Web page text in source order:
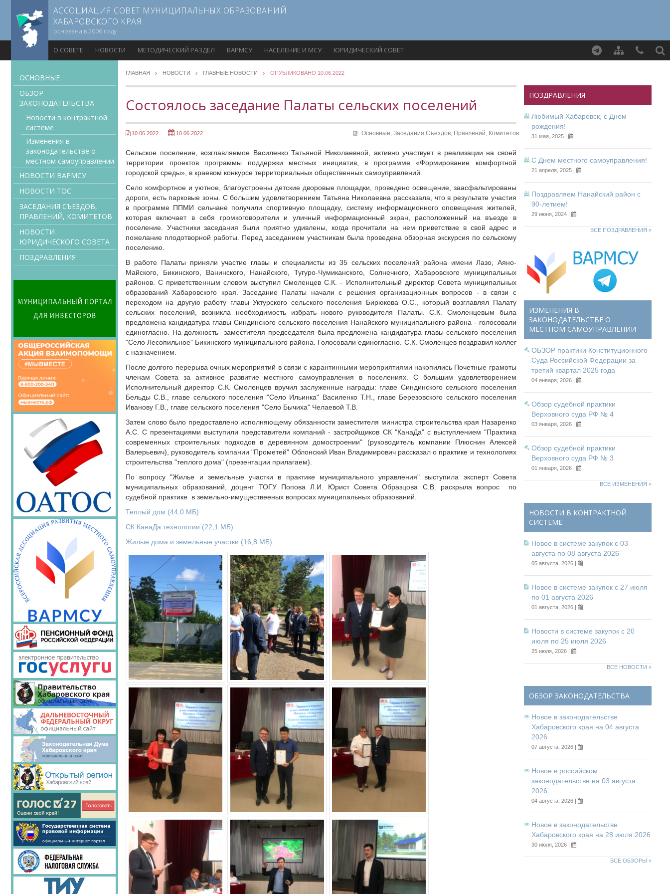
АССОЦИАЦИЯ СОВЕТ МУНИЦИПАЛЬНЫХ ОБРАЗОВАНИЙ
ХАБАРОВСКОГО КРАЯ
основана в 2006 году
О СОВЕТЕ НОВОСТИ МЕТОДИЧЕСКИЙ РАЗДЕЛ ВАРМСУ НАСЕЛЕНИЕ И МСУ ЮРИДИЧЕСКИЙ СОВЕТ
ОСНОВНЫЕ
ОБЗОР
ЗАКОНОДАТЕЛЬСТВА
Новости в контрактной
системе
Изменения в
законодательстве о
местном самоуправлении
НОВОСТИ ВАРМСУ
НОВОСТИ ТОС
ЗАСЕДАНИЯ СЪЕЗДОВ,
ПРАВЛЕНИЙ, КОМИТЕТОВ
НОВОСТИ
ЮРИДИЧЕСКОГО СОВЕТА
ПОЗДРАВЛЕНИЯ
ГЛАВНАЯ НОВОСТИ ГЛАВНЫЕ НОВОСТИ ОПУБЛИКОВАНО 10.06.2022
Состоялось заседание Палаты сельских поселений
10.06.2022 10.06.2022 Основные, Заседания Съездов, Правлений, Комитетов
Сельское поселение, возглавляемое Василенко Татьяной Николаевной, активно участвует в реализации на своей
территории проектов программы поддержки местных инициатив, в программе «Формирование комфортной
городской среды», в краевом конкурсе территориальных общественных самоуправлений.
Село комфортное и уютное, благоустроены детские дворовые площадки, проведено освещение, заасфальтированы
дороги, есть парковые зоны. С большим удовлетворением Татьяна Николаевна рассказала, что в результате участия
в программе ППМИ сельчане получили спортивную площадку, систему информационного оповещения жителей,
которая включает в себя громкоговорители и уличный информационный экран, расположенный на въезде в
поселение. Участники заседания были приятно удивлены, когда прочитали на нем приветствие в свой адрес и
пожелание плодотворной работы. Перед заседанием участникам была проведена обзорная экскурсия по сельскому
поселению.
В работе Палаты приняли участие главы и специалисты из 35 сельских поселений района имени Лазо, Аяно-
Майского, Бикинского, Ванинского, Нанайского, Тугуро-Чумиканского, Солнечного, Хабаровского муниципальных
районов. С приветственным словом выступил Смоленцев С.К. - Исполнительный директор Совета муниципальных
образований Хабаровского края. Заседание Палаты начали с решения организационных вопросов - в связи с
переходом на другую работу главы Уктурского сельского поселения Бирюкова О.С., который возглавлял Палату
сельских поселений, возникла необходимость избрать нового руководителя Палаты. С.К. Смоленцевым была
предложена кандидатура главы Синдинского сельского поселения Нанайского муниципального района - голосовали
единогласно. На должность заместителя председателя была предложена кандидатура главы сельского поселения
"Село Лесопильное" Бикинского муниципального района. Голосовали единогласно. С.К. Смоленцев поздравил коллег
с назначением.
После долгого перерыва очных мероприятий в связи с карантинными мероприятиями накопились Почетные грамоты
членам Совета за активное развитие местного самоуправления в поселениях. С большим удовлетворением
Исполнительный директор С.К. Смоленцев вручил заслуженные награды: главе Синдинского сельского поселения
Бельды С.В., главе сельского поселения "Село Ильинка" Василенко Т.Н., главе Березовского сельского поселения
Иванову Г.В., главе сельского поселения "Село Бычиха" Челаевой Т.В.
Затем слово было предоставлено исполняющему обязанности заместителя министра строительства края Назаренко
А.С. С презентациями выступили представители компаний - застройщиков СК "КанаДа" с выступлением "Практика
современных строительных подходов в деревянном домостроении" (руководитель компании Плюснин Алексей
Валерьевич), руководитель компании "Прометей" Облонский Иван Владимирович рассказал о практике и технологиях
строительства "теплого дома" (презентации прилагаем).
По вопросу "Жилье и земельные участки в практике муниципального управления" выступила эксперт Совета
муниципальных образований, доцент ТОГУ Попова Л.И. Юрист Совета Образцова С.В. раскрыла вопрос по
судебной практике в земельно-имуществееных вопросах муниципальных образований.
Теплый дом (44,0 МБ)
СК КанаДа технологии (22,1 МБ)
Жилые дома и земельные участки (16,8 МБ)
ПОЗДРАВЛЕНИЯ
Любимый Хабаровск, с Днем
рождения!
31 мая, 2025 |
С Днем местного самоуправления!
21 апреля, 2025 |
Поздравляем Нанайский район с
90-летием!
29 июня, 2024 |
ВСЕ ПОЗДРАВЛЕНИЯ »
ИЗМЕНЕНИЯ В
ЗАКОНОДАТЕЛЬСТВЕ О
МЕСТНОМ САМОУПРАВЛЕНИИ
ОБЗОР практики Конституционного
Суда Российской Федерации за
третий квартал 2025 года
04 января, 2026 |
Обзор судебной практики
Верховного суда РФ № 4
03 января, 2026 |
Обзор судебной практики
Верховного суда РФ № 3
01 января, 2026 |
ВСЕ ИЗМЕНЕНИЯ »
НОВОСТИ В КОНТРАКТНОЙ
СИСТЕМЕ
Новое в системе закупок с 03
августа по 08 августа 2026
05 августа, 2026 |
Новое в системе закупок с 27 июля
по 01 августа 2026
01 августа, 2026 |
Новости в системе закупок с 20
июля по 25 июля 2026
25 июля, 2026 |
ВСЕ НОВОСТИ »
ОБЗОР ЗАКОНОДАТЕЛЬСТВА
Новое в законодательстве
Хабаровского края на 04 августа
2026
07 августа, 2026 |
Новое в российском
законодательстве на 03 августа
2026
04 августа, 2026 |
Новое в законодательстве
Хабаровского края на 28 июля 2026
30 июля, 2026 |
ВСЕ ОБЗОРЫ »